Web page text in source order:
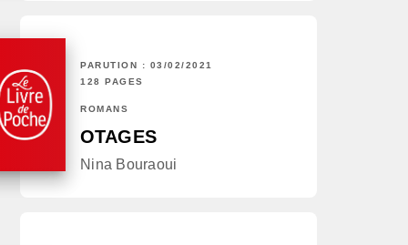
PARUTION : 03/02/2021
128 PAGES
ROMANS
OTAGES
Nina Bouraoui